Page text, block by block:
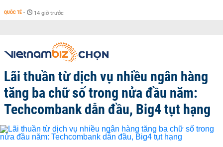
QUỐC TẾ - 14 giờ trước
Lãi thuần từ dịch vụ nhiều ngân hàng
tăng ba chữ số trong nửa đầu năm:
Techcombank dẫn đầu, Big4 tụt hạng